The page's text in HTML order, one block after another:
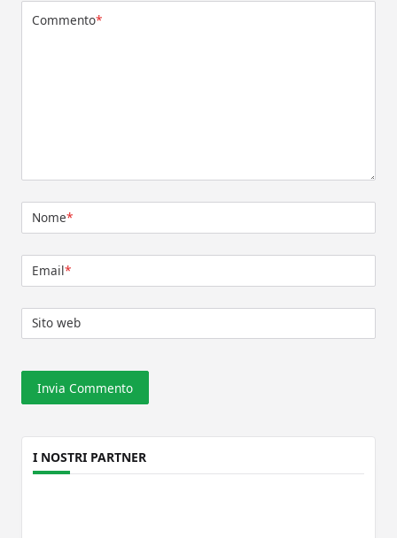
Commento*
Nome*
Email*
Sito web
I NOSTRI PARTNER